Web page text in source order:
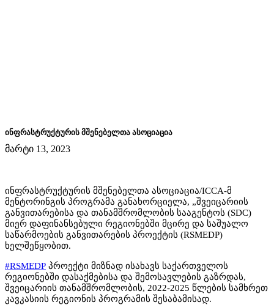
ინფრასტრუქტურის მშენებელთა ასოციაცია
მარტი 13, 2023
ინფრასტრუქტურის მშენებელთა ასოციაცია/ICCA-მ
მენტორინგის პროგრამა განახორციელა, „შვეიცარიის
განვითარებისა და თანამშრომლობის სააგენტოს (SDC)
მიერ დაფინანსებული რეგიონებში მცირე და საშუალო
საწარმოების განვითარების პროექტის (RSMEDP)
ხელშეწყობით.
#RSMEDP პროექტი მიზნად ისახავს საქართველოს
რეგიონებში დასაქმებისა და შემოსავლების გაზრდას,
შვეიცარიის თანამშრომლობის, 2022-2025 წლების სამხრეთ
კავკასიის რეგიონის პროგრამის შესაბამისად.